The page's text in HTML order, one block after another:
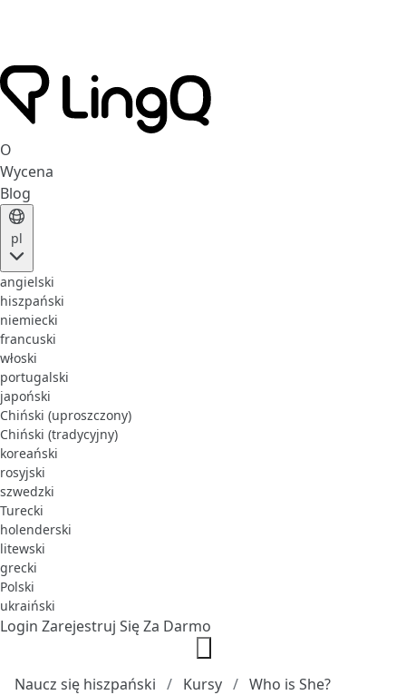
O
Wycena
Blog
pl
angielski
hiszpański
niemiecki
francuski
włoski
portugalski
japoński
Chiński (uproszczony)
Chiński (tradycyjny)
koreański
rosyjski
szwedzki
Turecki
holenderski
litewski
grecki
Polski
ukraiński
Login Zarejestruj Się Za Darmo
Naucz się hiszpański Kursy Who is She?